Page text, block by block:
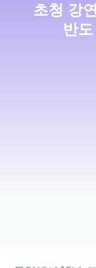
초청 강
반